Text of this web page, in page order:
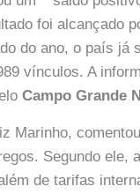
foi alcançado
do ano, o país já
vínculos. A
Campo Grande
Marinho,
Segundo
de tarifas